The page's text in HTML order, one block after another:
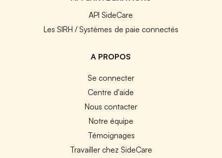
API SideCare
Les SIRH / Systèmes de paie connectés
A PROPOS
Se connecter
Centre d'aide
Nous contacter
Notre équipe
Témoignages
Travailler chez SideCare